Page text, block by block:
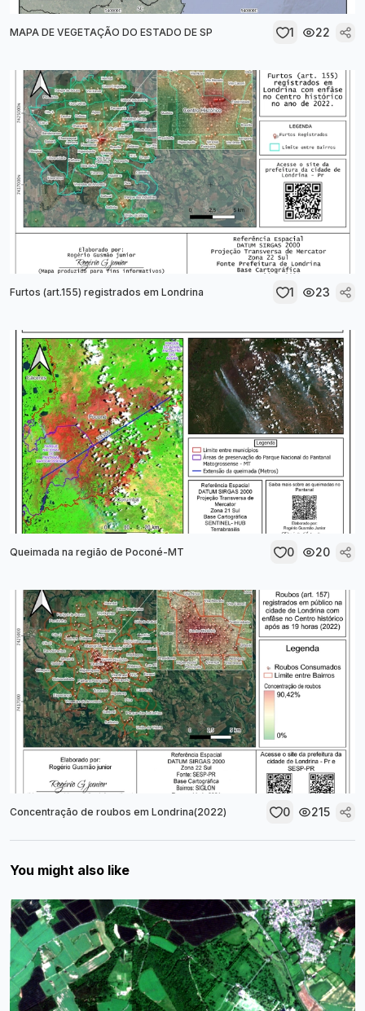
MAPA DE VEGETAÇÃO DO ESTADO DE SP 1 22
Furtos (art.155) registrados em Londrina 1 23
Queimada na região de Poconé-MT 0 20
Concentração de roubos em Londrina(2022) 0 215
You might also like